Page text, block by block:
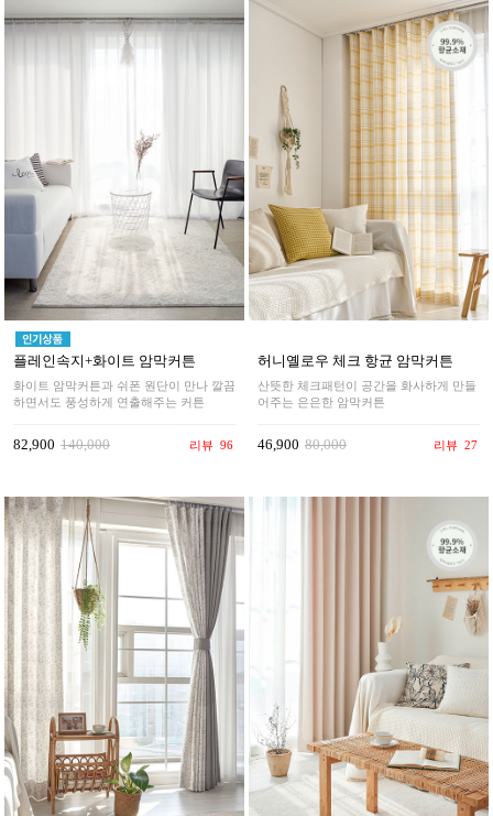
플레인속지+화이트 암막커튼
화이트 암막커튼과 쉬폰 원단이 만나 깔끔
하면서도 풍성하게 연출해주는 커튼
82,900 140,000 리뷰 96
허니옐로우 체크 항균 암막커튼
산뜻한 체크패턴이 공간을 화사하게 만들
어주는 은은한 암막커튼
46,900 80,000 리뷰 27